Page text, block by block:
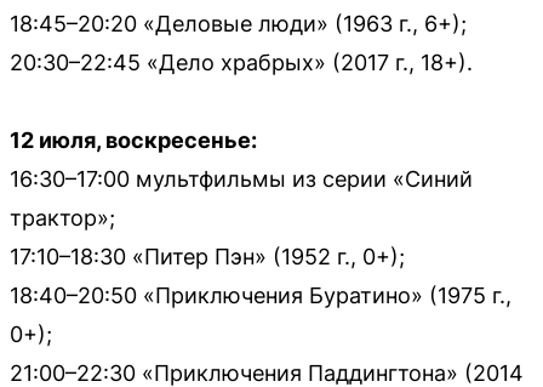
18:45–20:20 «Деловые люди» (1963 г., 6+);
20:30–22:45 «Дело храбрых» (2017 г., 18+).
12 июля, воскресенье:
16:30–17:00 мультфильмы из серии «Синий
трактор»;
17:10–18:30 «Питер Пэн» (1952 г., 0+);
18:40–20:50 «Приключения Буратино» (1975 г.,
0+);
21:00–22:30 «Приключения Паддингтона» (2014